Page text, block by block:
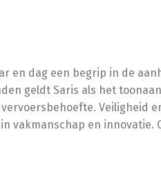
en dag een begrip in de
geldt Saris als het
Veiligheid
vakmanschap en innovatie.